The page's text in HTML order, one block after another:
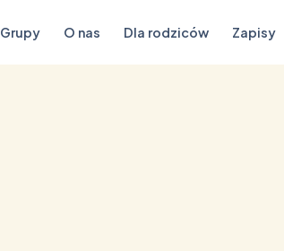
Grupy O nas Dla rodziców Zapisy